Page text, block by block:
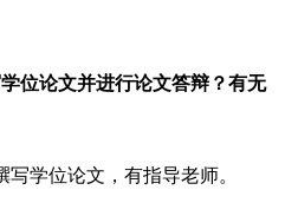
位论文并进行论文答辩？有无
学位论文，有指导老师。